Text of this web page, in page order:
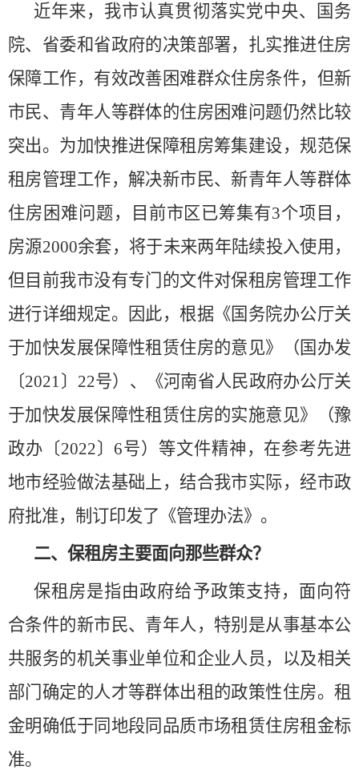
近年来，我市认真贯彻落实党中央、国务
院、省委和省政府的决策部署，扎实推进住房
保障工作，有效改善困难群众住房条件，但新
市民、青年人等群体的住房困难问题仍然比较
突出。为加快推进保障租房筹集建设，规范保
租房管理工作，解决新市民、新青年人等群体
住房困难问题，目前市区已筹集有3个项目，
房源2000余套，将于未来两年陆续投入使用，
但目前我市没有专门的文件对保租房管理工作
进行详细规定。因此，根据《国务院办公厅关
于加快发展保障性租赁住房的意见》（国办发
〔2021〕22号）、《河南省人民政府办公厅关
于加快发展保障性租赁住房的实施意见》（豫
政办〔2022〕6号）等文件精神，在参考先进
地市经验做法基础上，结合我市实际，经市政
府批准，制订印发了《管理办法》。
二、保租房主要面向那些群众？
保租房是指由政府给予政策支持，面向符
合条件的新市民、青年人，特别是从事基本公
共服务的机关事业单位和企业人员，以及相关
部门确定的人才等群体出租的政策性住房。租
金明确低于同地段同品质市场租赁住房租金标
准。